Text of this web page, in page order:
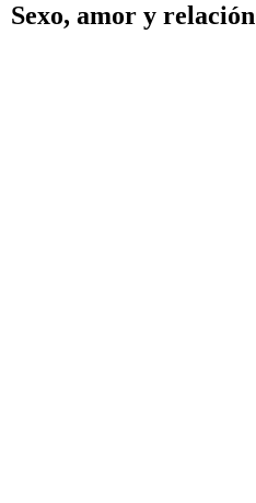
Sexo, amor y relación